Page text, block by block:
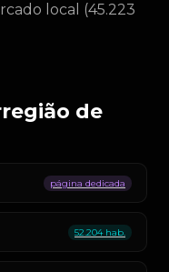
local (45.223
de
página dedicada
52.204 hab.